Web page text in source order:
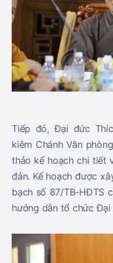
Tiếp đó, Đại đức
kiêm Chánh Văn
thảo kế hoạch chi tiết
đản. Kế hoạch được
bạch số 87/TB-HĐTS
hướng dẫn tổ chức Đại